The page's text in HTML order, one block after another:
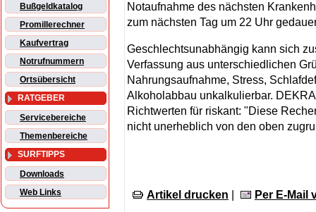
Bußgeldkatalog
Promillerechner
Kaufvertrag
Notrufnummern
Ortsübersicht
RATGEBER
Servicebereiche
Themenbereiche
SURFTIPPS
Downloads
Web Links
Notaufnahme des nächsten
zum nächsten Tag um 22 Uhr
Geschlechtsunabhängig kann sich
Verfassung aus unterschiedlichen
Nahrungsaufnahme, Stress,
Alkoholabbau unkalkulierbar.
Richtwerten für riskant: "Diese
nicht unerheblich von den oben
Artikel drucken Per E-Mail